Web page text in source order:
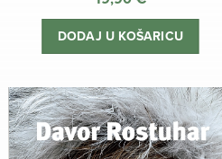
DODAJ U KOŠARICU